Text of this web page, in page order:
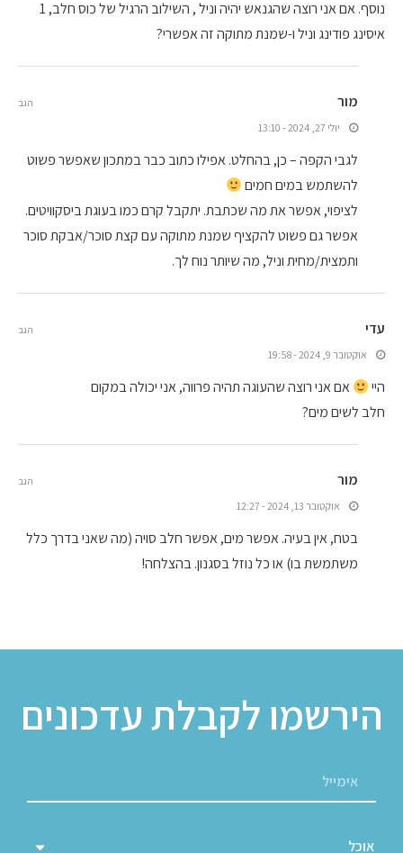
נוסף. אם אני רוצה שהגנאש יהיה וניל , השילוב הרגיל של כוס חלב, 1
איסינג פודינג וניל ו-שמנת מתוקה זה אפשרי?
מור
יולי 27, 2024 - 13:10
לגבי הקפה – כן, בהחלט. אפילו כתוב כבר במתכון שאפשר פשוט
להשתמש במים חמים
לציפוי, אפשר את מה שכתבת. יתקבל קרם כמו בעוגת ביסקוויטים.
אפשר גם פשוט להקציף שמנת מתוקה עם קצת סוכר/אבקת סוכר
ותמצית/מחית וניל, מה שיותר נוח לך.
הגב
עדי
אוקטובר 9, 2024 - 19:58
היי
אם אני רוצה שהעוגה תהיה פרווה, אני יכולה במקום
חלב לשים מים?
הגב
מור
אוקטובר 13, 2024 - 12:27
בטח, אין בעיה. אפשר מים, אפשר חלב סויה (מה שאני בדרך כלל
משתמשת בו) או כל נוזל בסגנון. בהצלחה!
הגב
הירשמו לקבלת עדכונים